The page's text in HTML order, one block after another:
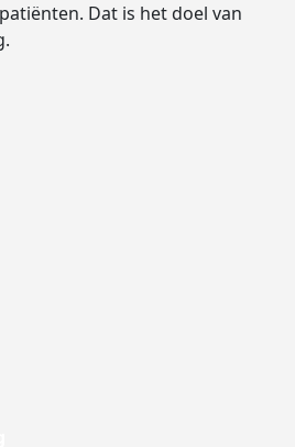
Dat is het doel van